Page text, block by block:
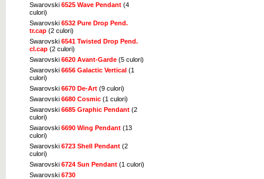
Swarovski 6525 Wave Pendant (4
culori)
Swarovski 6532 Pure Drop Pend.
tr.cap (2 culori)
Swarovski 6541 Twisted Drop Pend.
cl.cap (2 culori)
Swarovski 6620 Avant-Garde (5 culori)
Swarovski 6656 Galactic Vertical (1
culori)
Swarovski 6670 De-Art (9 culori)
Swarovski 6680 Cosmic (1 culori)
Swarovski 6685 Graphic Pendant (2
culori)
Swarovski 6690 Wing Pendant (13
culori)
Swarovski 6723 Shell Pendant (2
culori)
Swarovski 6724 Sun Pendant (1 culori)
Swarovski 6730